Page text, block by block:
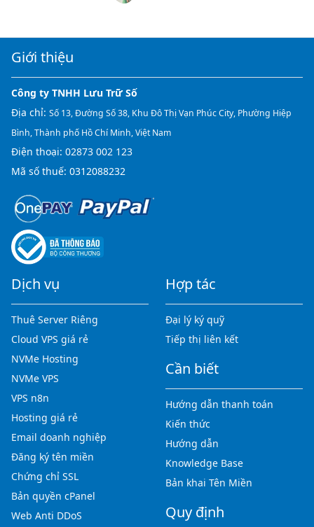
Giới thiệu
Công ty TNHH Lưu Trữ Số
Địa chỉ: Số 13, Đường Số 38, Khu Đô Thị Vạn Phúc City, Phường Hiệp
Bình, Thành phố Hồ Chí Minh, Việt Nam
Điện thoại: 02873 002 123
Mã số thuế: 0312088232
Dịch vụ
Thuê Server Riêng
Cloud VPS giá rẻ
NVMe Hosting
NVMe VPS
VPS n8n
Hosting giá rẻ
Email doanh nghiệp
Đăng ký tên miền
Chứng chỉ SSL
Bản quyền cPanel
Web Anti DDoS
Hợp tác
Đại lý ký quỹ
Tiếp thị liên kết
Cần biết
Hướng dẫn thanh toán
Kiến thức
Hướng dẫn
Knowledge Base
Bản khai Tên Miền
Quy định